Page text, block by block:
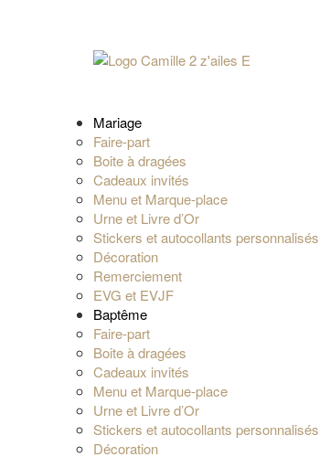
Mariage
Faire-part
Boite à dragées
Cadeaux invités
Menu et Marque-place
Urne et Livre d’Or
Stickers et autocollants personnalisés
Décoration
Remerciement
EVG et EVJF
Baptême
Faire-part
Boite à dragées
Cadeaux invités
Menu et Marque-place
Urne et Livre d’Or
Stickers et autocollants personnalisés
Décoration